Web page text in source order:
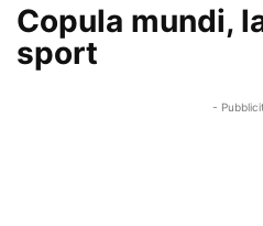
Copula mundi,
sport
-